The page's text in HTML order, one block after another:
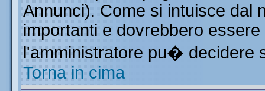
Annunci). Come si intuisce dal
importanti e dovrebbero
l'amministratore pu�
Torna in cima